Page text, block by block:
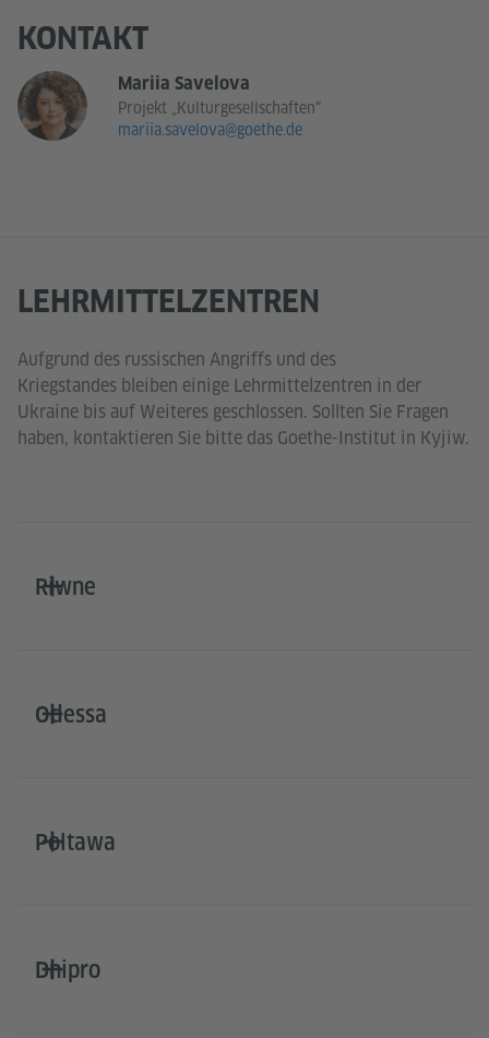
KONTAKT
Mariia Savelova
Projekt „Kulturgesellschaften“
mariia.savelova@goethe.de
LEHRMITTELZENTREN
Aufgrund des russischen Angriffs und des
Kriegstandes bleiben einige Lehrmittelzentren in der
Ukraine bis auf Weiteres geschlossen. Sollten Sie Fragen
haben, kontaktieren Sie bitte das Goethe-Institut in Kyjiw.
Riwne
Odessa
Poltawa
Dnipro